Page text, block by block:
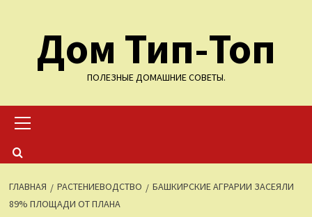
содержимомуДом Тип-Топ
ПОЛЕЗНЫЕ ДОМАШНИЕ СОВЕТЫ.
меню
ГЛАВНАЯ РАСТЕНИЕВОДСТВО
БАШКИРСКИЕ АГРАРИИ ЗАСЕЯЛИ
89% ПЛОЩАДИ ОТ ПЛАНА